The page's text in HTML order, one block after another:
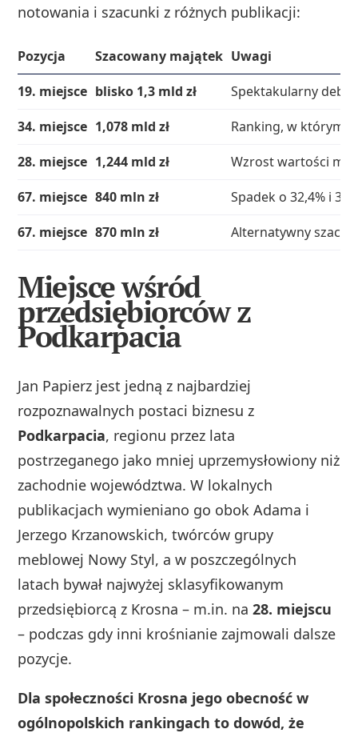
notowania i szacunki z różnych publikacji:
Pozycja Szacowany majątek Uwagi
19. miejsce blisko 1,3 mld zł
Spektakularny
34. miejsce 1,078 mld zł
Ranking, w którym
28. miejsce 1,244 mld zł
Wzrost wartości
67. miejsce 840 mln zł
Spadek o 32,4% i 39
67. miejsce 870 mln zł Alternatywny
Miejsce wśród
przedsiębiorców z
Podkarpacia
Jan Papierz jest jedną z najbardziej
rozpoznawalnych postaci biznesu z
Podkarpacia, regionu przez lata
postrzeganego jako mniej uprzemysłowiony niż
zachodnie województwa. W lokalnych
publikacjach wymieniano go obok Adama i
Jerzego Krzanowskich, twórców grupy
meblowej Nowy Styl, a w poszczególnych
latach bywał najwyżej sklasyfikowanym
przedsiębiorcą z Krosna – m.in. na28. miejscu
– podczas gdy inni krośnianie zajmowali dalsze
pozycje.
Dla społeczności Krosna jego obecność w
ogólnopolskich rankingach to dowód, że